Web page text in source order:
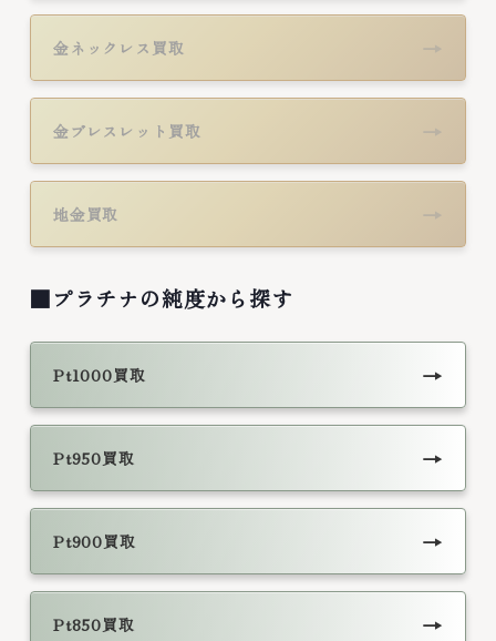
金ネックレス買取 →
金ブレスレット買取 →
地金買取 →
■プラチナの純度から探す
Pt1000買取 →
Pt950買取 →
Pt900買取 →
Pt850買取 →